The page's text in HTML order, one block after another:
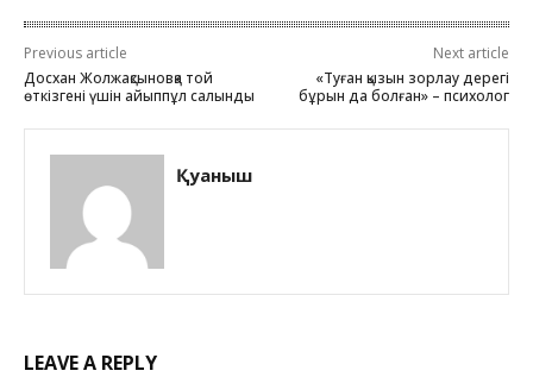
Previous article
Досхан Жолжақсыновқа той
өткізгені үшін айыппұл салынды
Next article
«Туған қызын зорлау дерегі
бұрын да болған» – психолог
Қуаныш
LEAVE A REPLY